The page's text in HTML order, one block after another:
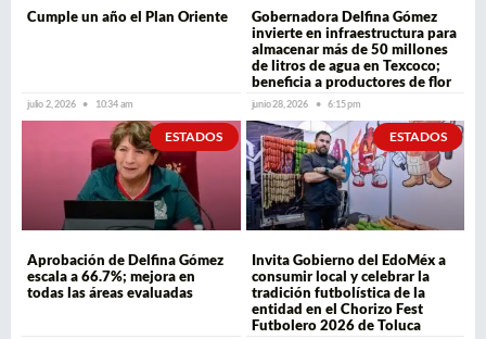
Cumple un año el Plan Oriente
julio 2, 2026 10:34 am
Gobernadora Delfina Gómez
invierte en infraestructura para
almacenar más de 50 millones
de litros de agua en Texcoco;
beneficia a productores de flor
junio 28, 2026 6:15 pm
ESTADOS
Aprobación de Delfina Gómez
escala a 66.7%; mejora en
todas las áreas evaluadas
ESTADOS
Invita Gobierno del EdoMéx a
consumir local y celebrar la
tradición futbolística de la
entidad en el Chorizo Fest
Futbolero 2026 de Toluca